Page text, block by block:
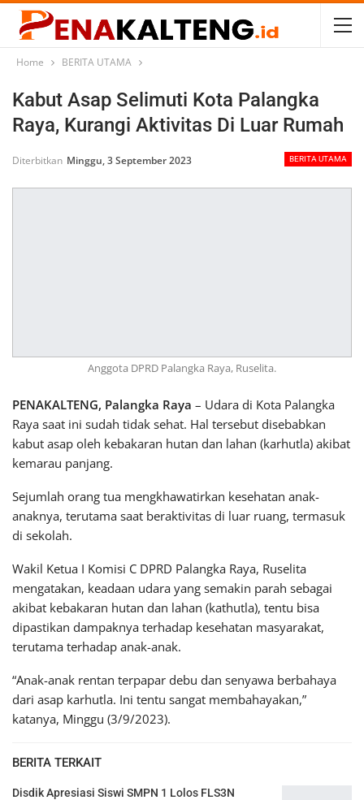
Home BERITA UTAMA
Kabut Asap Selimuti Kota Palangka
Raya, Kurangi Aktivitas Di Luar Rumah
BERITA UTAMA
Diterbitkan Minggu, 3 September 2023
Anggota DPRD Palangka Raya, Ruselita.
PENAKALTENG, Palangka Raya – Udara di Kota Palangka
Raya saat ini sudah tidak sehat. Hal tersebut disebabkan
kabut asap oleh kebakaran hutan dan lahan (karhutla) akibat
kemarau panjang.
Sejumlah orang tua mengkhawatirkan kesehatan anak-
anaknya, terutama saat beraktivitas di luar ruang, termasuk
di sekolah.
Wakil Ketua I Komisi C DPRD Palangka Raya, Ruselita
mengatakan, keadaan udara yang semakin parah sebagai
akibat kebakaran hutan dan lahan (kathutla), tentu bisa
dipastikan dampaknya terhadap kesehatan masyarakat,
terutama terhadap anak-anak.
“Anak-anak rentan terpapar debu dan senyawa berbahaya
dari asap karhutla. Ini tentu sangat membahayakan,”
katanya, Minggu (3/9/2023).
BERITA TERKAIT
Disdik Apresiasi Siswi SMPN 1 Lolos FLS3N